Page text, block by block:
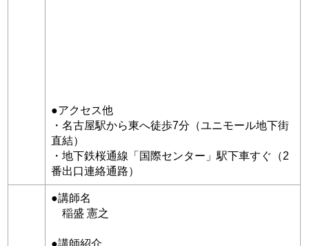
●アクセス他
・名古屋駅から東へ徒歩7分（ユニモール地下街
直結）
・地下鉄桜通線「国際センター」駅下車すぐ（2
番出口連絡通路）
●講師名
稲盛 憲之
●講師紹介